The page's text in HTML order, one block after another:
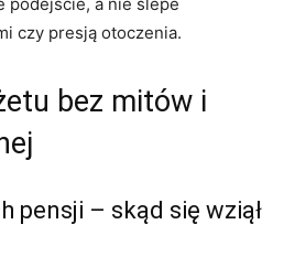
podejście, a nie ślepe
czy presją otoczenia.
bez mitów i
pensji – skąd się wziął